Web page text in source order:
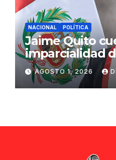
NACIONAL POLÍTICA
Jaime Quito
imparcialidad
Constitucional
de Ollanta
AGOSTO 1, 2026